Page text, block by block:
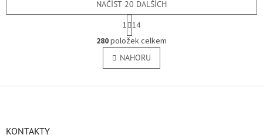
O
v
l
á
NAČÍST 20 DALŠÍCH
S
t
r
á
n
k
v
1 14
280položek celkem
NAHORU
KONTAKTY